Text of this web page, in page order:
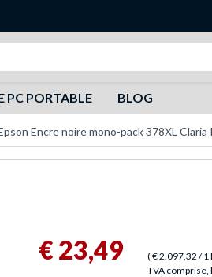
PC PORTABLE BLOG
Encre noire mono-pack 378XL Claria
€ 23,49 (€ 2.097,32 / 1 l
TVA